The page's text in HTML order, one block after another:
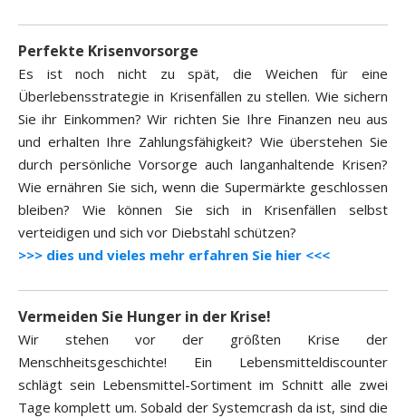
Perfekte Krisenvorsorge
Es ist noch nicht zu spät, die Weichen für eine
Überlebensstrategie in Krisenfällen zu stellen. Wie sichern
Sie ihr Einkommen? Wir richten Sie Ihre Finanzen neu aus
und erhalten Ihre Zahlungsfähigkeit? Wie überstehen Sie
durch persönliche Vorsorge auch langanhaltende Krisen?
Wie ernähren Sie sich, wenn die Supermärkte geschlossen
bleiben? Wie können Sie sich in Krisenfällen selbst
verteidigen und sich vor Diebstahl schützen?
>>> dies und vieles mehr erfahren Sie hier <<<
Vermeiden Sie Hunger in der Krise!
Wir stehen vor der größten Krise der
Menschheitsgeschichte! Ein Lebensmitteldiscounter
schlägt sein Lebensmittel-Sortiment im Schnitt alle zwei
Tage komplett um. Sobald der Systemcrash da ist, sind die